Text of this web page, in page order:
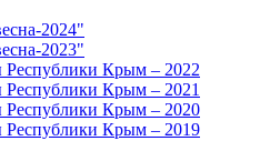
2024"
2023"
Республики Крым – 2022
Республики Крым – 2021
Республики Крым – 2020
Республики Крым – 2019